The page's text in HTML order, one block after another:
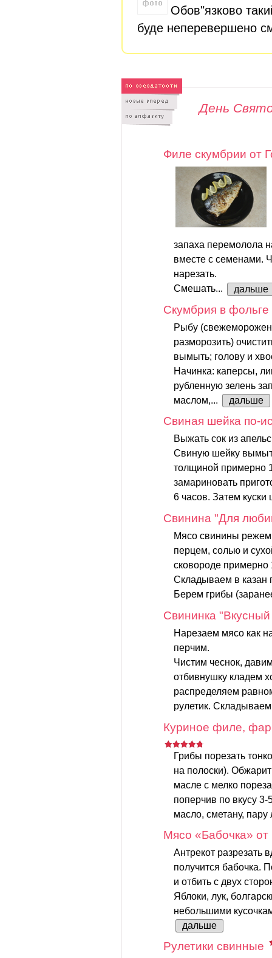
Обов"язково
буде неперевершено
День
Филе скумбрии от
запаха перемолола
вместе с семенами.
нарезать.
Смешать...
дальше
Скумбрия в фольге
Рыбу
разморозить)
вымыть; голову и
Начинка: каперсы,
рубленную зелень
маслом,...
дальше
Свиная шейка по-
Выжать сок из
Свиную шейку
толщиной примерно
замариновать
6 часов. Затем куски
Cвинина "Для
Мясо свинины режем
перцем, солью и
сковороде примерно
Складываем в казан
Берем грибы
Свининка "Вкусный
Нарезаем мясо как
перчим.
Чистим чеснок,
отбивнушку кладем
распределяем
рулетик.
Куриное филе,
Грибы порезать
на полоски).
масле с мелко
поперчив по вкусу
масло, сметану,
Мясо «Бабочка»
Антрекот разрезать
получится бабочка.
и отбить с двух
Яблоки, лук,
небольшими
дальше
Рулетики свинные